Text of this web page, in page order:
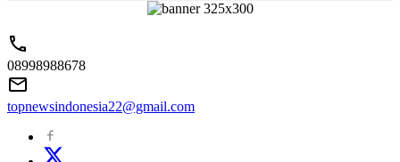
08998988678
topnewsindonesia22@gmail.com